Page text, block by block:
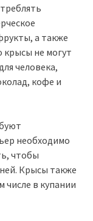
а также
не могут
человека,
кофе и
необходимо
чтобы
Крысы также
числе в купании